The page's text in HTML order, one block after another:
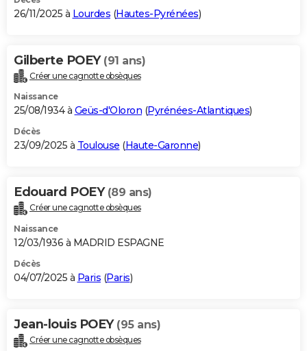
26/11/2025 à Lourdes (Hautes-Pyrénées)
Gilberte POEY (91 ans)
Créer une cagnotte obsèques
Naissance
25/08/1934 à Geüs-d'Oloron (Pyrénées-Atlantiques)
Décès
23/09/2025 à Toulouse (Haute-Garonne)
Edouard POEY (89 ans)
Créer une cagnotte obsèques
Naissance
12/03/1936 à MADRID ESPAGNE
Décès
04/07/2025 à Paris (Paris)
Jean-louis POEY (95 ans)
Créer une cagnotte obsèques